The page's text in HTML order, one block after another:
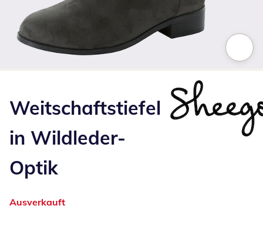
Weitschaftstiefel
in Wildleder-
Optik
Ausverkauft